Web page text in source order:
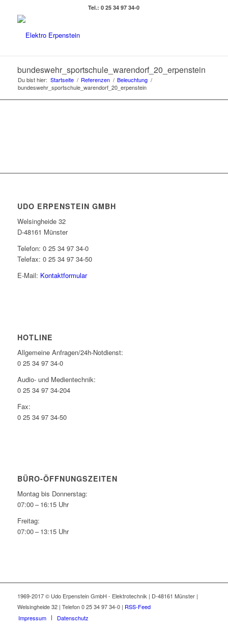
Tel.: 0 25 34 97 34-0
bundeswehr_sportschule_warendorf_20_erpenstein
Du bist hier: Startseite / Referenzen / Beleuchtung /
bundeswehr_sportschule_warendorf_20_erpenstein
UDO ERPENSTEIN GMBH
Welsingheide 32
D-48161 Münster
Telefon: 0 25 34 97 34-0
Telefax: 0 25 34 97 34-50
E-Mail: Kontaktformular
HOTLINE
Allgemeine Anfragen/24h-Notdienst:
0 25 34 97 34-0
Audio- und Medientechnik:
0 25 34 97 34-204
Fax:
0 25 34 97 34-50
BÜRO-ÖFFNUNGSZEITEN
Montag bis Donnerstag:
07:00 – 16:15 Uhr
Freitag:
07:00 – 13:15 Uhr
1969-2017 © Udo Erpenstein GmbH - Elektrotechnik | D-48161 Münster |
Welsingheide 32 | Telefon 0 25 34 97 34-0 | RSS-Feed
Impressum
Datenschutz